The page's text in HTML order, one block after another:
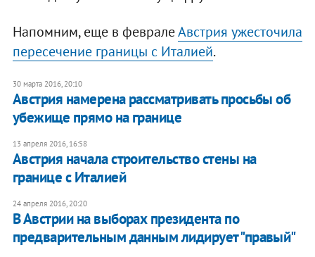
Напомним, еще в февралеАвстрия ужесточила
пересечение границы с Италией.
30 марта 2016, 20:10
Австрия намерена рассматривать просьбы об
убежище прямо на границе
13 апреля 2016, 16:58
Австрия начала строительство стены на
границе с Италией
24 апреля 2016, 20:20
В Австрии на выборах президента по
предварительным данным лидирует "правый"